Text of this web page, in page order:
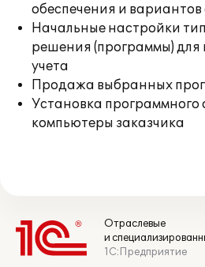
обеспечения и
Начальные настройки
решения (программы) для
учета
Продажа выбранных
Установка программного
компьютеры заказчика
Отраслевые
и
1С:Предприятие